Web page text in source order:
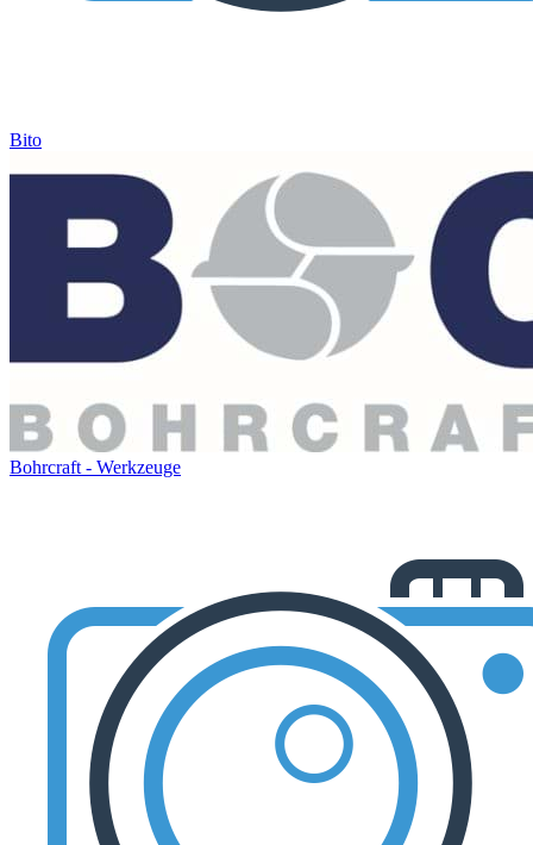
Bito
Bohrcraft - Werkzeuge